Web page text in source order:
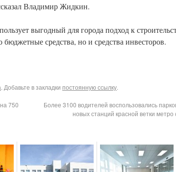
Владимир Жидкин.
выгодный для города подход к
средства, но и средства инвесторов.
. Добавьте в закладки постоянную ссылку.
750
Более 3100 водителей воспользовались
новых станций красной ветки